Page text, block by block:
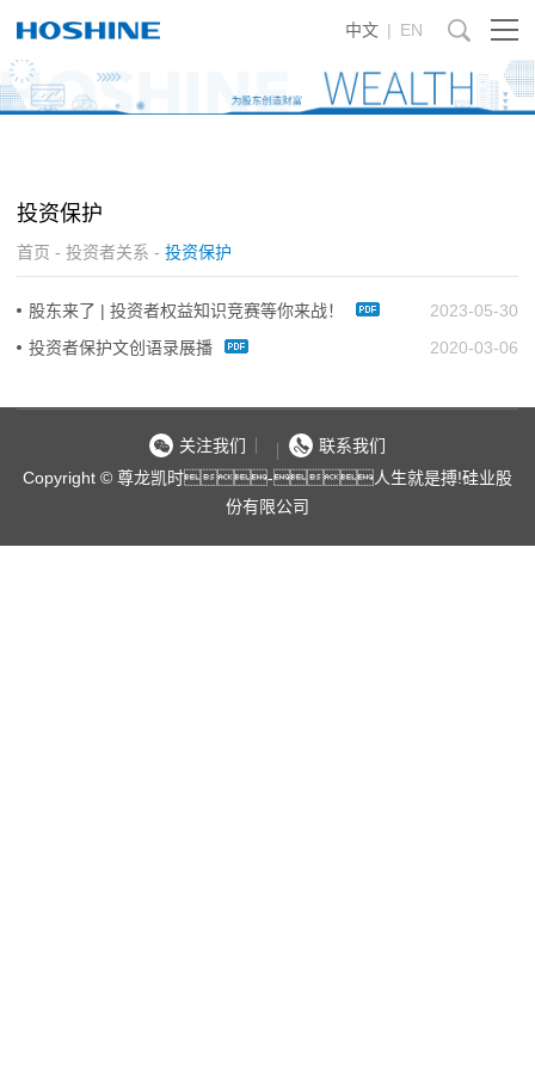
中文 | EN
投资保护
首页 - 投资者关系 - 投资保护
2023-05-30
股东来了 | 投资者权益知识竞赛等你来战！
2020-03-06
投资者保护文创语录展播
关注我们
联系我们
Copyright © 尊龙凯时-人生就是搏!硅业股
份有限公司